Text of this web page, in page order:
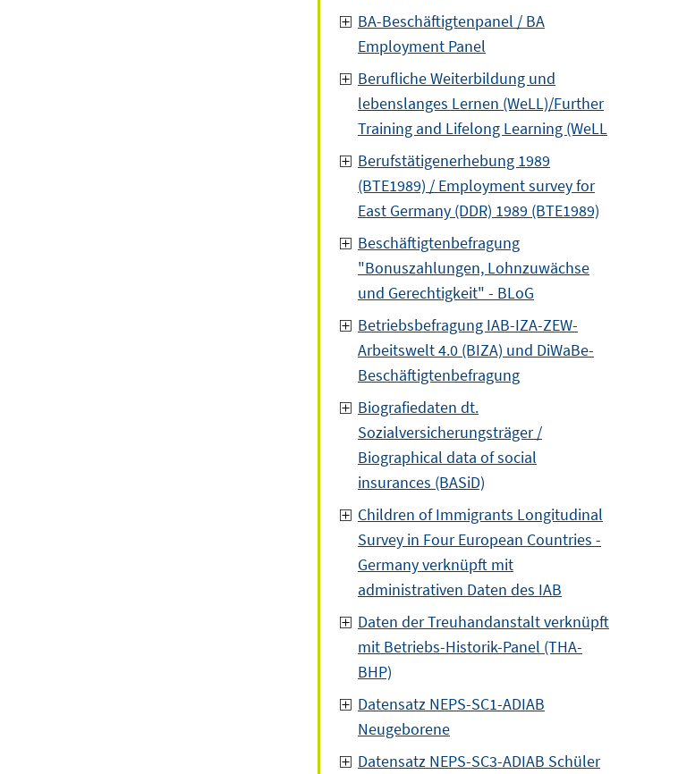
BA-Beschäftigtenpanel / BA
Employment Panel
Berufliche Weiterbildung und
lebenslanges Lernen (WeLL)/Further
Training and Lifelong Learning (WeLL
Berufstätigenerhebung 1989
(BTE1989) / Employment survey for
East Germany (DDR) 1989 (BTE1989)
Beschäftigtenbefragung
"Bonuszahlungen, Lohnzuwächse
und Gerechtigkeit" - BLoG
Betriebsbefragung IAB-IZA-ZEW-
Arbeitswelt 4.0 (BIZA) und DiWaBe-
Beschäftigtenbefragung
Biografiedaten dt.
Sozialversicherungsträger /
Biographical data of social
insurances (BASiD)
Children of Immigrants Longitudinal
Survey in Four European Countries -
Germany verknüpft mit
administrativen Daten des IAB
Daten der Treuhandanstalt verknüpft
mit Betriebs-Historik-Panel (THA-
BHP)
Datensatz NEPS-SC1-ADIAB
Neugeborene
Datensatz NEPS-SC3-ADIAB Schüler